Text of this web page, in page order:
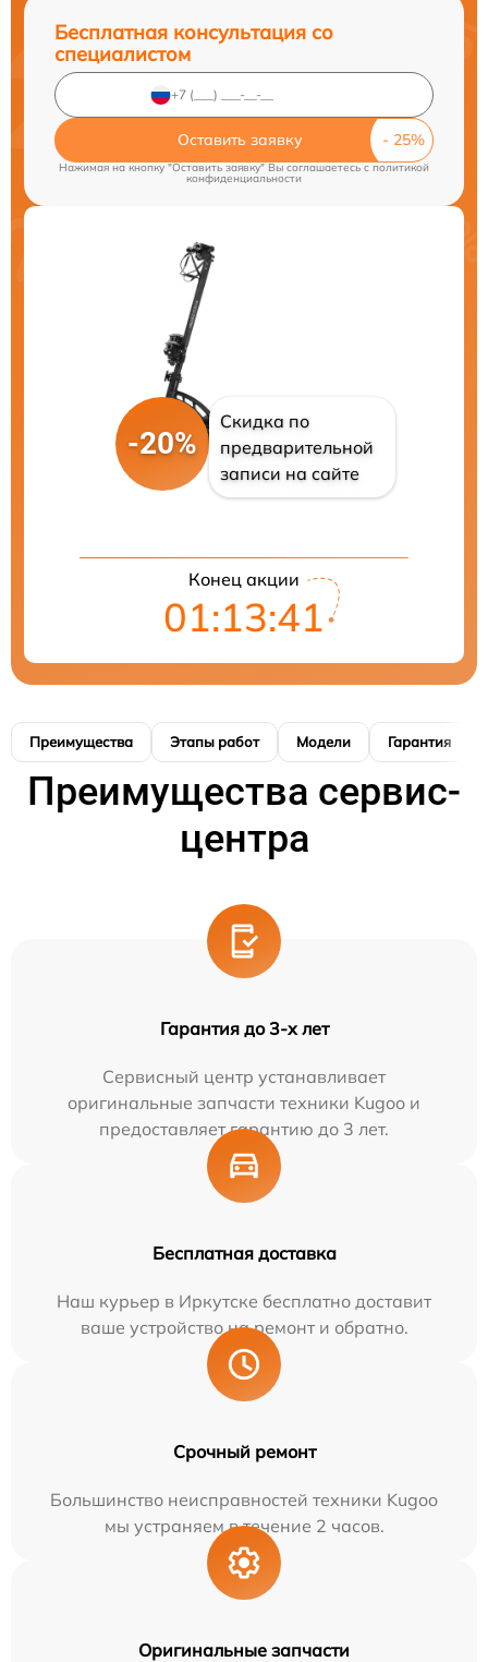
Бесплатная консультация со
специалистом
Оставить заявку
Нажимая на кнопку "Оставить заявку" Вы соглашаетесь cполитикой
конфиденциальности
-20%
Скидка по
предварительной
записи на сайте
Конец акции
01:13:41
Преимущества Этапы работ Модели Гарантия
Преимущества сервис-
центра
Гарантия до 3-х лет
Сервисный центр устанавливает
оригинальные запчасти техники Kugoo и
предоставляет гарантию до 3 лет.
Бесплатная доставка
Наш курьер в Иркутске бесплатно доставит
ваше устройство на ремонт и обратно.
Срочный ремонт
Большинство неисправностей техники Kugoo
мы устраняем в течение 2 часов.
Оригинальные запчасти